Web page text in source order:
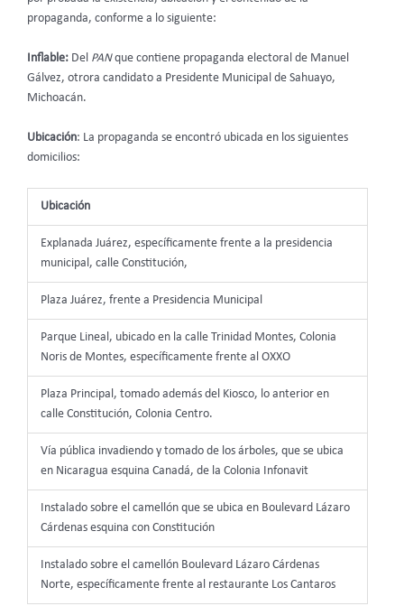
propaganda, conforme a lo siguiente:
Inflable: Del PANque contiene propaganda electoral de Manuel
Gálvez, otrora candidato a Presidente Municipal de Sahuayo,
Michoacán.
Ubicación: La propaganda se encontró ubicada en los siguientes
domicilios:
Ubicación
Explanada Juárez, específicamente frente a la presidencia
municipal, calle Constitución,
Plaza Juárez, frente a Presidencia Municipal
Parque Lineal, ubicado en la calle Trinidad Montes, Colonia
Noris de Montes, específicamente frente al OXXO
Plaza Principal, tomado además del Kiosco, lo anterior en
calle Constitución, Colonia Centro.
Vía pública invadiendo y tomado de los árboles, que se ubica
en Nicaragua esquina Canadá, de la Colonia Infonavit
Instalado sobre el camellón que se ubica en Boulevard Lázaro
Cárdenas esquina con Constitución
Instalado sobre el camellón Boulevard Lázaro Cárdenas
Norte, específicamente frente al restaurante Los Cantaros